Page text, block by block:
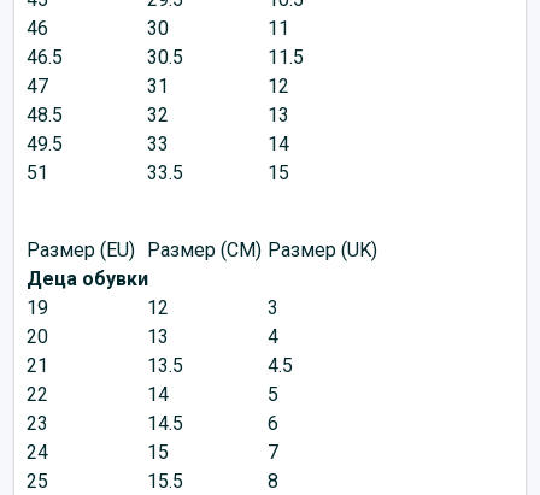
46
30
11
46.5
30.5
11.5
47
31
12
48.5
32
13
49.5
33
14
51
33.5 15
Размер (EU) Размер (CM) Размер (UK)
Деца обувки
19
12
3
20
13
4
21
13.5
4.5
22
14
5
23
14.5
6
24
15
7
25
15.5
8